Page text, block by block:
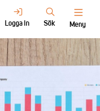
Logga in Sök Meny